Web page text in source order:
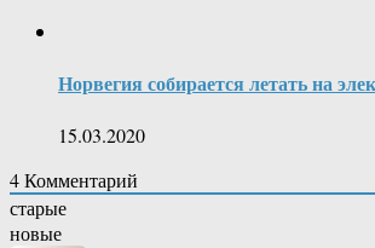
Норвегия собирается летать на
15.03.2020
4Комментарий
старые
новые